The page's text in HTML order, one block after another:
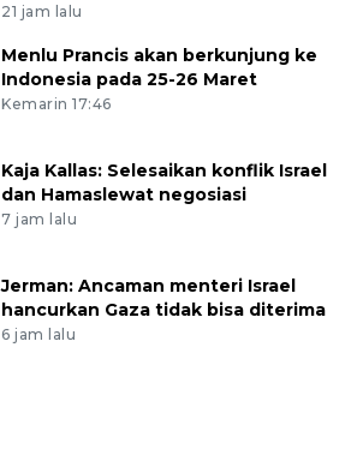
21 jam lalu
Menlu Prancis akan berkunjung ke
Indonesia pada 25-26 Maret
Kemarin 17:46
Kaja Kallas: Selesaikan konflik Israel
dan Hamaslewat negosiasi
7 jam lalu
Jerman: Ancaman menteri Israel
hancurkan Gaza tidak bisa diterima
6 jam lalu